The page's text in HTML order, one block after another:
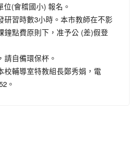
(會稽國小) 報名。
研習時數3小時。本市教師在不影
鐘點費原則下，准予公 (差)假登
請自備環保杯。
校輔導室特教組長鄭秀娟，電
。